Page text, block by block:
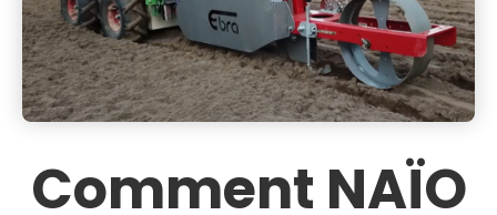
Comment NAÏO